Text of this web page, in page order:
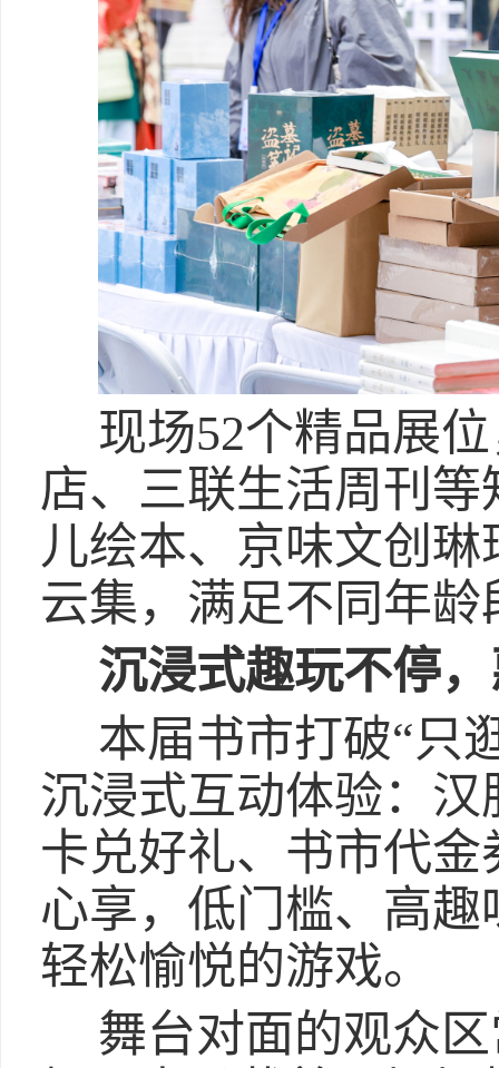
现场52个精品展
店、三联生活周刊
儿绘本、京味文创
云集，满足不同年
沉浸式趣玩不停
本届书市打破“只
沉浸式互动体验：
卡兑好礼、书市代
心享，低门槛、高
轻松愉悦的游戏。
舞台对面的观众